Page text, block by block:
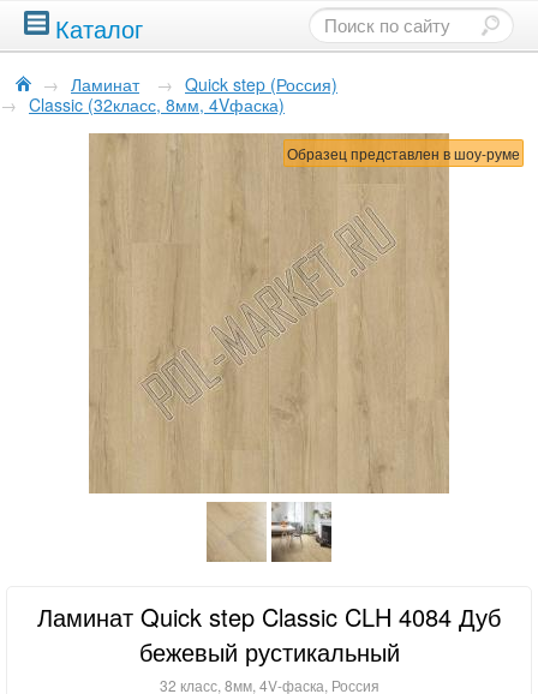
Каталог
→ Ламинат → Quick step (Россия)
→ Classic (32класс, 8мм, 4Vфаска)
Образец представлен в шоу-руме
Ламинат Quick step Classic CLH 4084 Дуб
бежевый рустикальный
32 класс, 8мм, 4V-фаска, Россия